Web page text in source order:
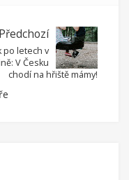
Předchozí
po letech v
V Česku
chodí na hřiště mámy!